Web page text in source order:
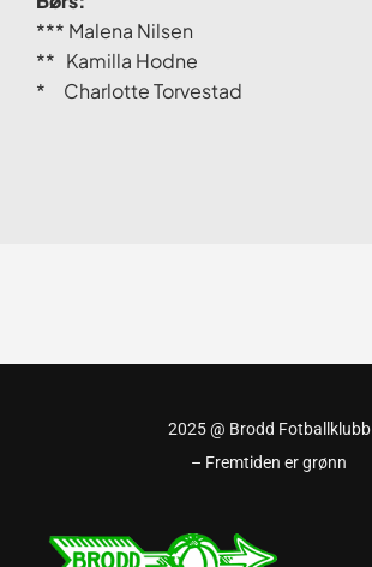
*** Malena Nilsen
** Kamilla Hodne
* Charlotte Torvestad
2025 @ Brodd Fotballklubb
– Fremtiden er grønn